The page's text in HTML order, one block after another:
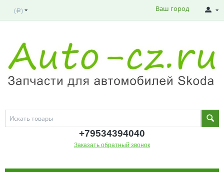
( Р ) Ваш город
+79534394040
Заказать обратный звонок